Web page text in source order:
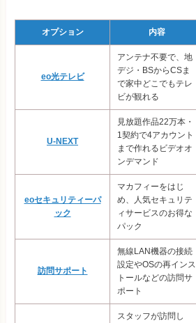
オプション 内容
eo光テレビ
アンテナ不要で、地
デジ・BSからCSま
で家中どこでもテレ
ビが観れる
U-NEXT
見放題作品22万本・
1契約で4アカウント
まで作れるビデオオ
ンデマンド
eoセキュリティーパ
ック
マカフィーをはじ
め、人気セキュリテ
ィサービスのお得な
パック
訪問サポート
無線LAN機器の接続
設定やOSの再インス
トールなどの訪問サ
ポート
スタッフが訪問し